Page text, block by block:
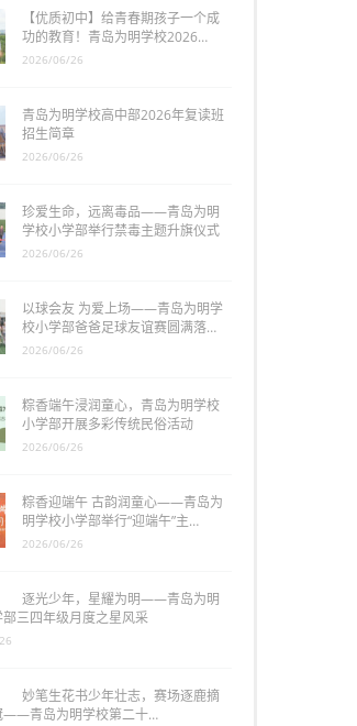
【优质初中】给青春期孩子一个成
功的教育！青岛为明学校2026…
2026/06/26
青岛为明学校高中部2026年复读班
招生简章
2026/06/26
珍爱生命，远离毒品——青岛为明
学校小学部举行禁毒主题升旗仪式
2026/06/26
以球会友 为爱上场——青岛为明学
校小学部爸爸足球友谊赛圆满落…
2026/06/26
粽香端午浸润童心，青岛为明学校
小学部开展多彩传统民俗活动
2026/06/26
粽香迎端午 古韵润童心——青岛为
明学校小学部举行“迎端午”主…
2026/06/26
逐光少年，星耀为明——青岛为明
学校小学部三四年级月度之星风采
妙笔生花书少年壮志，赛场逐鹿摘
语文桂冠——青岛为明学校第二十…